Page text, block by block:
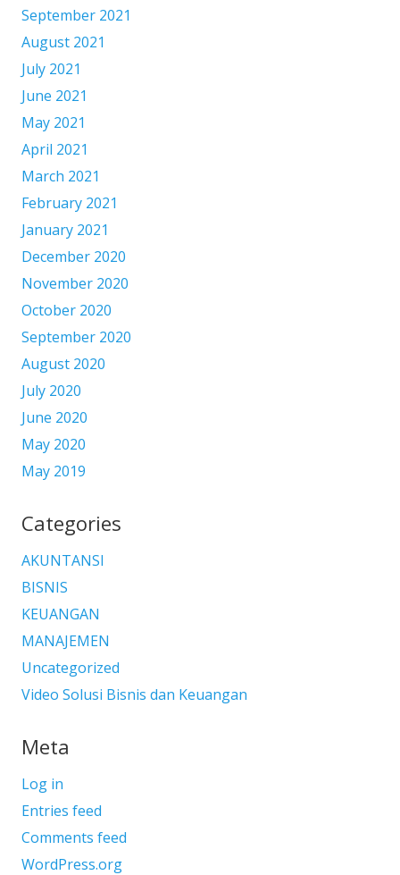
September 2021
August 2021
July 2021
June 2021
May 2021
April 2021
March 2021
February 2021
January 2021
December 2020
November 2020
October 2020
September 2020
August 2020
July 2020
June 2020
May 2020
May 2019
Categories
AKUNTANSI
BISNIS
KEUANGAN
MANAJEMEN
Uncategorized
Video Solusi Bisnis dan Keuangan
Meta
Log in
Entries feed
Comments feed
WordPress.org